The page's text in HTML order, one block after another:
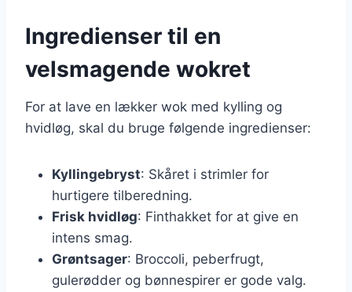
Ingredienser til en
velsmagende wokret
For at lave en lækker wok med kylling og
hvidløg, skal du bruge følgende ingredienser:
Kyllingebryst: Skåret i strimler for
hurtigere tilberedning.
Frisk hvidløg: Finthakket for at give en
intens smag.
Grøntsager: Broccoli, peberfrugt,
gulerødder og bønnespirer er gode valg.